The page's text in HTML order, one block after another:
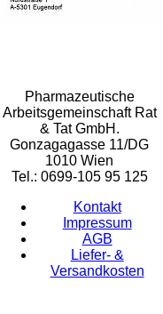
Pharmazeutische
Arbeitsgemeinschaft Rat
& Tat GmbH.
Gonzagagasse 11/DG
1010 Wien
Tel.: 0699-105 95 125
Kontakt
Impressum
AGB
Liefer- &
Versandkosten